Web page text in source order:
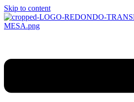
Skip to content